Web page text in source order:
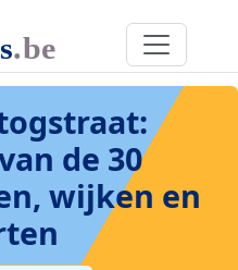
:
de 30
wijken en